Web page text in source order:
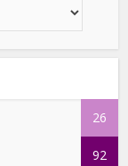
26
92